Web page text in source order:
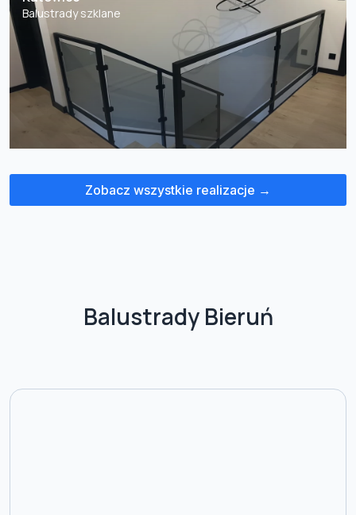
Balustrady szklane
Zobacz wszystkie realizacje →
Balustrady Bieruń